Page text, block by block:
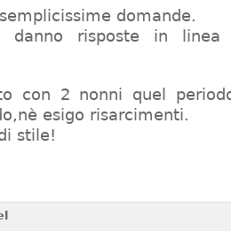
domande.
danno risposte in
con 2 nonni quel
esigo risarcimenti.
stile!